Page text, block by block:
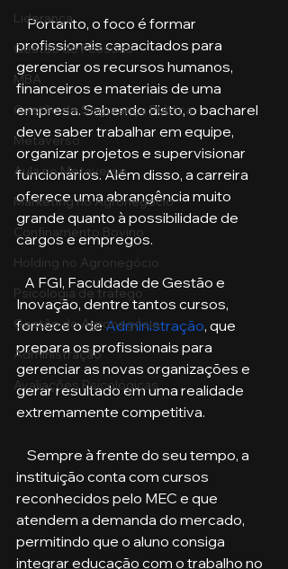
Liderança
Gestão de Pessoas
MBA
Gestão de Segurança Publica
Metaverso
Aula no Metaverso
Marketing no Agronegócio
Confinamento Bovino
Holding no Agronegócio
Psicologia de tráfego
Gestão do Agronegócio
Administração
Avaliações Psicológicas
    Portanto, o foco é formar
profissionais capacitados para
gerenciar os recursos humanos,
financeiros e materiais de uma
empresa. Sabendo disto, o bacharel
deve saber trabalhar em equipe,
organizar projetos e supervisionar
funcionários. Além disso, a carreira
oferece uma abrangência muito
grande quanto à possibilidade de
cargos e empregos.
Inovação, dentre tantos cursos,
fornece o de Administração, que
prepara os profissionais para
gerenciar as novas organizações e
gerar resultado em uma realidade
extremamente competitiva.
instituição conta com cursos
reconhecidos pelo MEC e que
atendem a demanda do mercado,
permitindo que o aluno consiga
integrar educação com o trabalho no